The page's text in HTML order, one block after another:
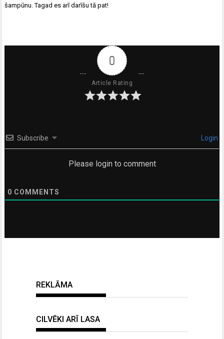
šampūnu. Tagad es arī darīšu tā pat!
0
Article Rating
Subscribe Login
Please login to comment
0 COMMENTS
REKLĀMA
CILVĒKI ARĪ LASA